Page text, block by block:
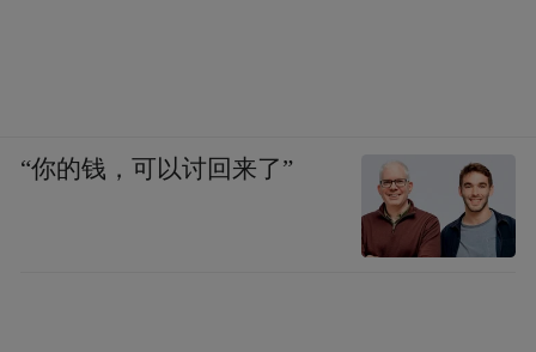
“你的钱，可以讨回来了”